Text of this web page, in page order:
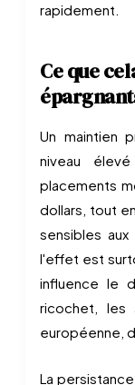
rapidement.
Ce que
Un maintien
niveau
placements
dollars, tout
sensibles
l'effet est
influence le
ricochet, les
européenne,
La